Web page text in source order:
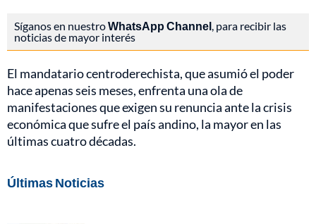
Síganos en nuestroWhatsApp Channel, para recibir las
noticias de mayor interés
El mandatario centroderechista, que asumió el poder
hace apenas seis meses, enfrenta una ola de
manifestaciones que exigen su renuncia ante la crisis
económica que sufre el país andino, la mayor en las
últimas cuatro décadas.
Últimas Noticias